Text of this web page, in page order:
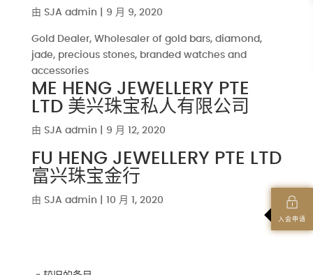
入会申请
由 SJA admin 9 月 9, 2020
Gold Dealer, Wholesaler of gold bars, diamond,
jade, precious stones, branded watches and
accessories
ME HENG JEWELLERY PTE
LTD 美兴珠宝私人有限公司
由 SJA admin 9 月 12, 2020
FU HENG JEWELLERY PTE LTD
富兴珠宝金行
由 SJA admin 10 月 1, 2020